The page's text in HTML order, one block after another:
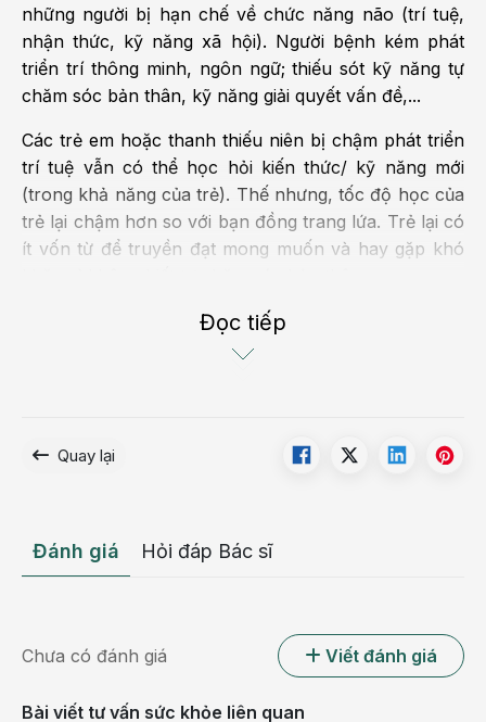
những người bị hạn chế về chức năng não (trí tuệ,
nhận thức, kỹ năng xã hội). Người bệnh kém phát
triển trí thông minh, ngôn ngữ; thiếu sót kỹ năng tự
chăm sóc bản thân, kỹ năng giải quyết vấn đề,...
Các trẻ em hoặc thanh thiếu niên bị chậm phát triển
trí tuệ vẫn có thể học hỏi kiến thức/ kỹ năng mới
(trong khả năng của trẻ). Thế nhưng, tốc độ học của
trẻ lại chậm hơn so với bạn đồng trang lứa. Trẻ lại có
ít vốn từ để truyền đạt mong muốn và hay gặp khó
Chậm phát triển trí tuệ có thể được phát hiện trước
khi trẻ 18 tuổi. Căn cứ vào chỉ số IQ, sẽ đánh giá
Đọc tiếp
Quay lại
Đánh giá Hỏi đáp Bác sĩ
Chưa có đánh giá Viết đánh giá
Bài viết tư vấn sức khỏe liên quan